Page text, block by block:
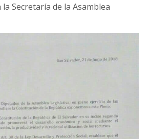
Secretaría de la Asamblea